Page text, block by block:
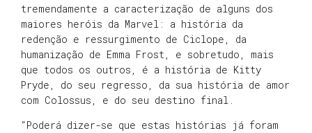
tremendamente a caracterização de alguns dos
maiores heróis da Marvel: a história da
redenção e ressurgimento de Ciclope, da
humanização de Emma Frost, e sobretudo, mais
que todos os outros, é a história de Kitty
Pryde, do seu regresso, da sua história de amor
com Colossus, e do seu destino final.
“Poderá dizer-se que estas histórias já foram